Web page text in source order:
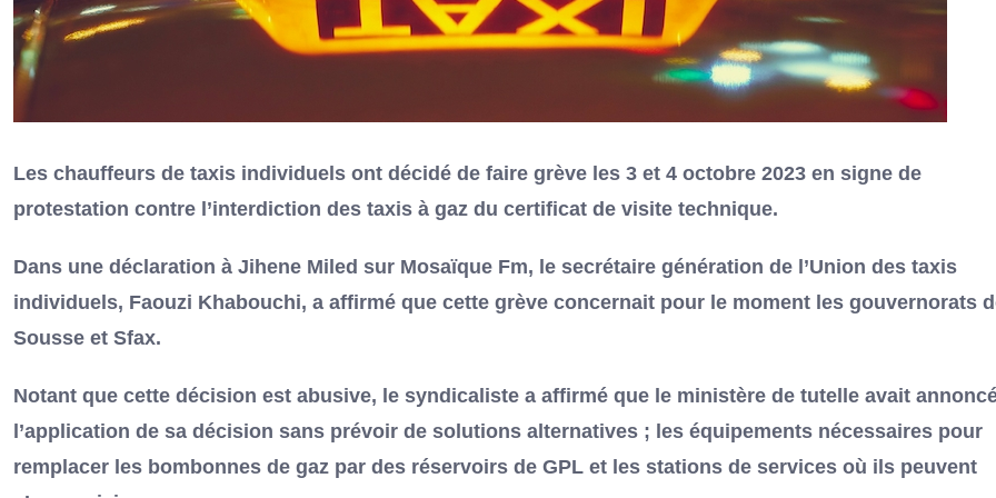
Les chauffeurs de taxis individuels ont décidé de faire grève les 3 et 4 octobre 2023 en signe de
protestation contre l’interdiction des taxis à gaz du certificat de visite technique.
Dans une déclaration à Jihene Miled sur Mosaïque Fm, le secrétaire génération de l’Union des taxis
individuels, Faouzi Khabouchi, a affirmé que cette grève concernait pour le moment les gouvernorats
Sousse et Sfax.
Notant que cette décision est abusive, le syndicaliste a affirmé que le ministère de tutelle avait
l’application de sa décision sans prévoir de solutions alternatives ; les équipements nécessaires pour
remplacer les bombonnes de gaz par des réservoirs de GPL et les stations de services où ils peuvent